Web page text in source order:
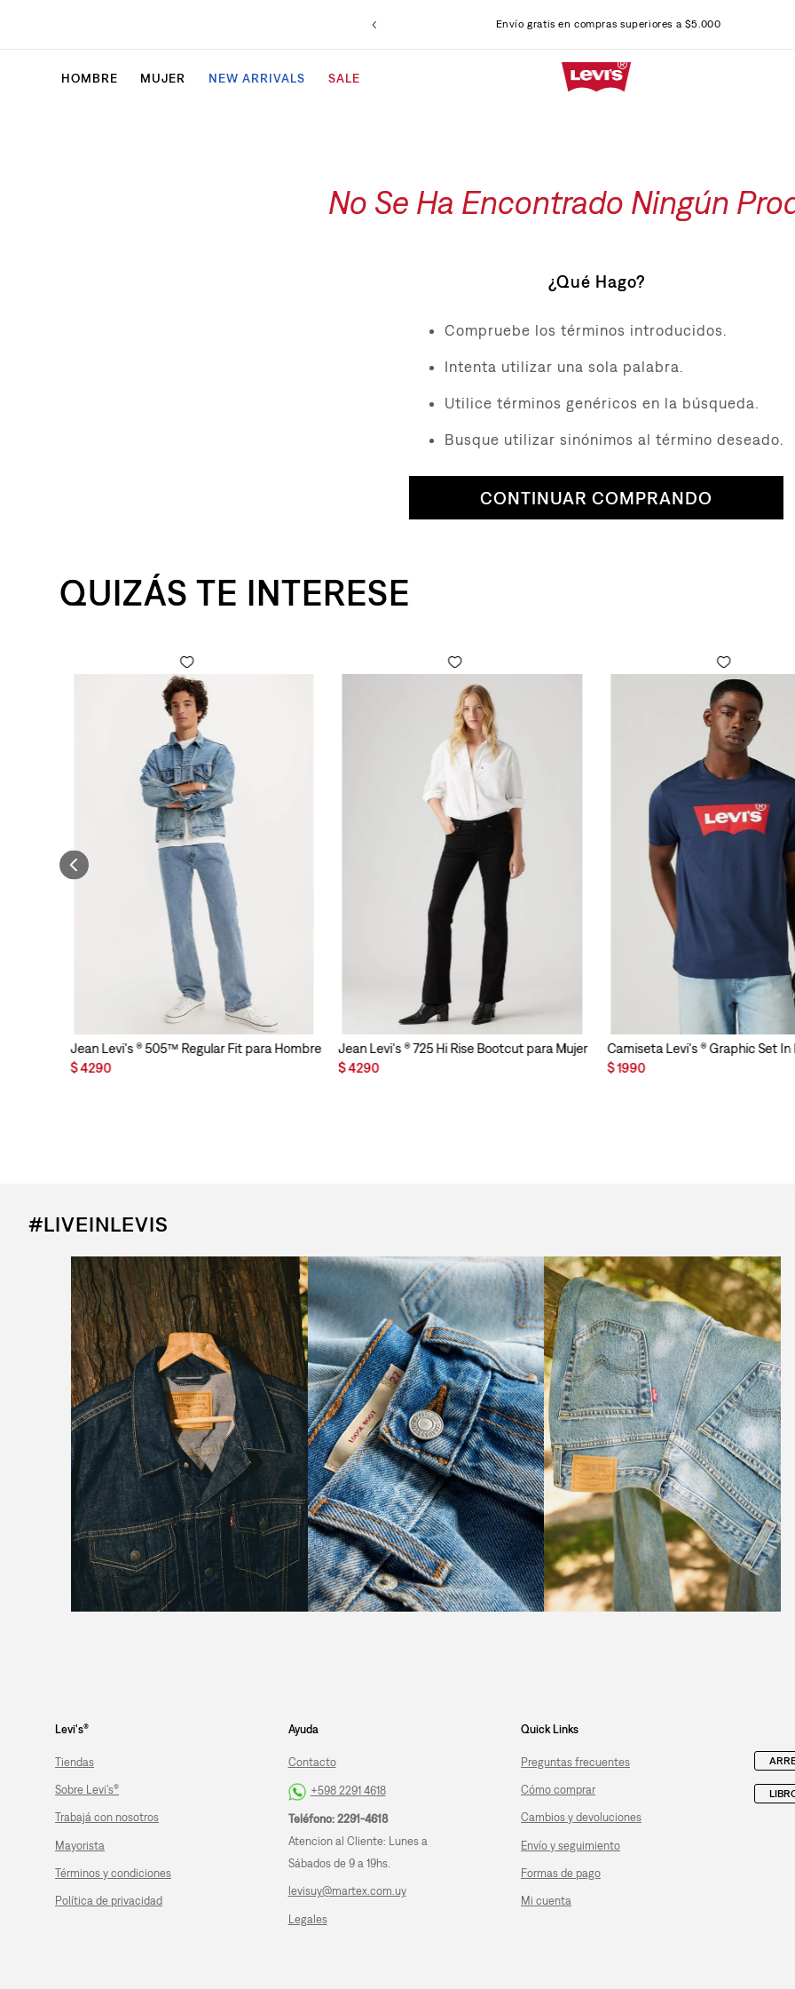
Envío gratis en compras superiores a $5.000
HOMBRE MUJER NEW ARRIVALS SALE
No Se Ha Encontrado Ningún
¿Qué Hago?
Compruebe los términos introducidos.
Intenta utilizar una sola palabra.
Utilice términos genéricos en la búsqueda.
Busque utilizar sinónimos al término deseado.
CONTINUAR COMPRANDO
QUIZÁS TE INTERESE
Jean Levi's ® 505™ Regular Fit para Hombre
$4290
Jean Levi's ® 725 Hi Rise Bootcut para Mujer
$4290
Camiseta Levi's ® Graphic Set
$1990
#LIVEINLEVIS
Levi's®
Tiendas
Sobre Levi's®
Trabajá con nosotros
Mayorista
Términos y condiciones
Política de privacidad
Ayuda
Contacto
+598 2291 4618
Teléfono: 2291-4618
Atencion al Cliente: Lunes a
Sábados de 9 a 19hs.
levisuy@martex.com.uy
Legales
Quick Links
Preguntas frecuentes
Cómo comprar
Cambios y devoluciones
Envío y seguimiento
Formas de pago
Mi cuenta